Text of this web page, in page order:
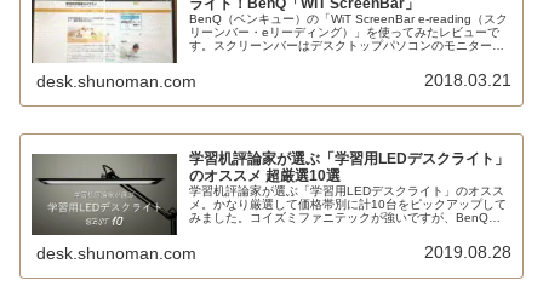
ライト！BenQ「WiT ScreenBar」
BenQ（ベンキュー）の「WiT ScreenBar e-reading（スク
リーンバー・eリーディング）」を使ってみたレビューで
す。スクリーンバーはデスクトップパソコンのモニターを
机上面を照らせる、省スペースなLEDデスクライトです。
desk.shunoman.com 2018.03.21
学習机評論家が選ぶ「学習用LEDデスクライト」
のオススメ 超厳選10選
学習机評論家が選ぶ「学習用LEDデスクライト」のオスス
メ。かなり厳選して価格帯別に計10台をピックアップして
みました。コイズミファニテックが強いですが、BenQ、
desk.shunoman.com 2019.08.28